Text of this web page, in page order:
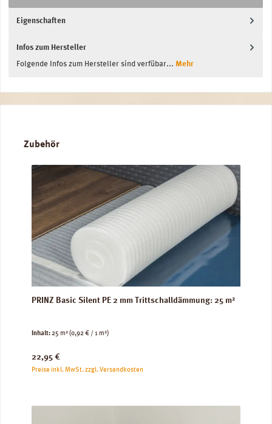
Eigenschaften
Infos zum Hersteller
Folgende Infos zum Hersteller sind verfübar... Mehr
Produktgalerie überspringen
Zubehör
PRINZ Basic Silent PE 2 mm Trittschalldämmung: 25 m²
Inhalt:25 m²(0,92 € / 1 m²)
Regulärer Preis:
22,95 €
Preise inkl. MwSt. zzgl. Versandkosten